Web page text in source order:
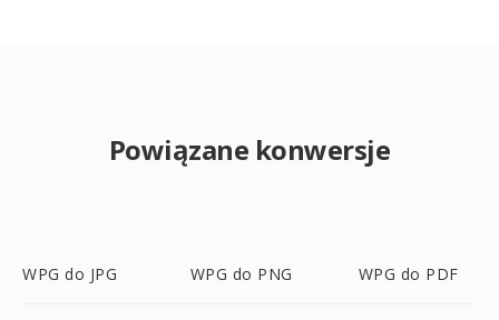
Powiązane konwersje
WPG do JPG WPG do PNG WPG do PDF